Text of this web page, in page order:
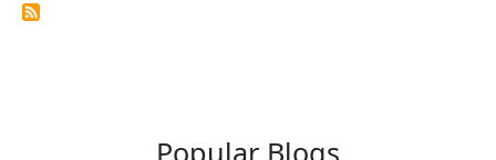
Popular Blogs